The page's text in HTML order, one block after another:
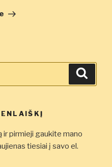
ir pirmieji gaukite mano
tiesiai į savo el.